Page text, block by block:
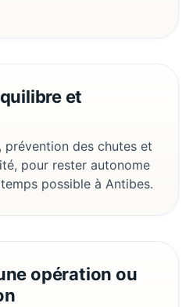
et
prévention des chutes et
pour rester autonome
possible à Antibes.
opération ou